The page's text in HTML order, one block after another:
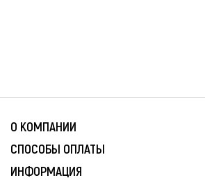
О КОМПАНИИ
СПОСОБЫ ОПЛАТЫ
ИНФОРМАЦИЯ